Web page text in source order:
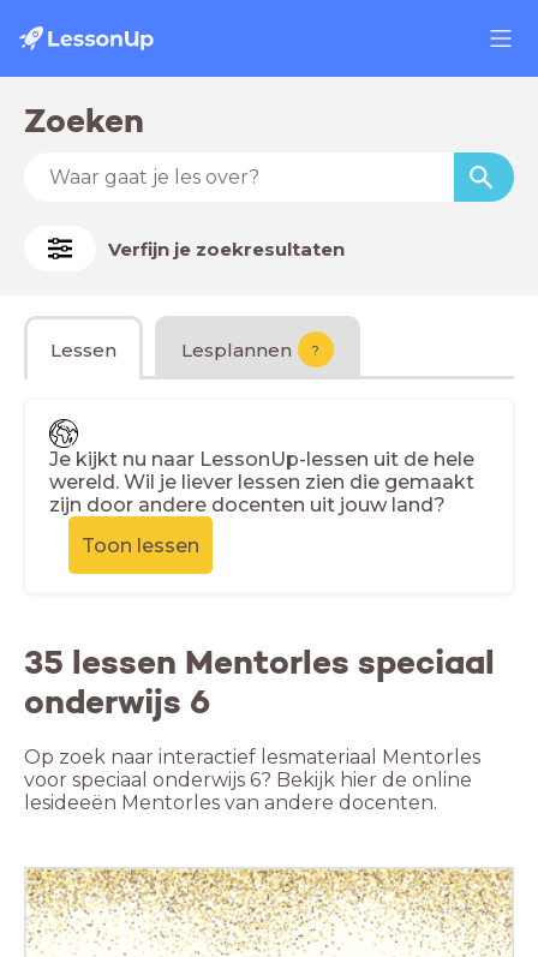
Zoeken
Verfijn je zoekresultaten
Lessen Lesplannen ?
Je kijkt nu naar LessonUp-lessen uit de hele
wereld. Wil je liever lessen zien die gemaakt
zijn door andere docenten uit jouw land?
Toon lessen
35 lessen Mentorles speciaal
onderwijs 6
Op zoek naar interactief lesmateriaal Mentorles
voor speciaal onderwijs 6? Bekijk hier de online
lesideeën Mentorles van andere docenten.